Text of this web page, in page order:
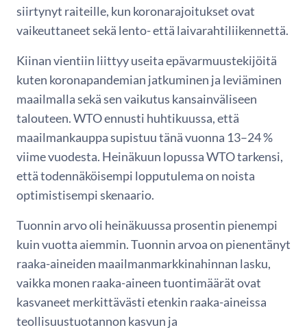
siirtynyt raiteille, kun koronarajoitukset ovat
vaikeuttaneet sekä lento- että laivarahtiliikennettä.
Kiinan vientiin liittyy useita epävarmuustekijöitä
kuten koronapandemian jatkuminen ja leviäminen
maailmalla sekä sen vaikutus kansainväliseen
talouteen. WTO ennusti huhtikuussa, että
maailmankauppa supistuu tänä vuonna 13–24 %
viime vuodesta. Heinäkuun lopussa WTO tarkensi,
että todennäköisempi lopputulema on noista
optimistisempi skenaario.
Tuonnin arvo oli heinäkuussa prosentin pienempi
kuin vuotta aiemmin. Tuonnin arvoa on pienentänyt
raaka-aineiden maailmanmarkkinahinnan lasku,
vaikka monen raaka-aineen tuontimäärät ovat
kasvaneet merkittävästi etenkin raaka-aineissa
teollisuustuotannon kasvun ja